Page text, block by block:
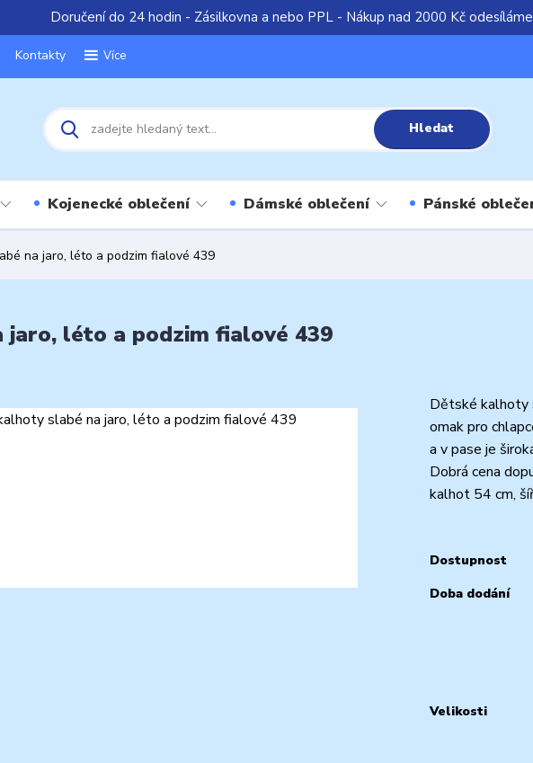
Doručení do 24 hodin - Zásilkovna a nebo PPL - Nákup nad 2000 Kč
Kontakty Více
Hledat
Kojenecké oblečení Dámské oblečení Pánské
na jaro, léto a podzim fialové 439
léto a podzim fialové 439
Dětské kalhoty
omak pro
a v pase je
Dobrá cena
kalhot 54 cm,
Dostupnost
Doba dodání
Velikosti